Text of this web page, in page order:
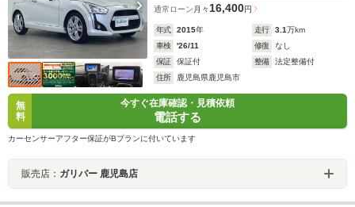
通常ローン 月々 16,400円
年式 2015年 走行 3.1万km
車検
'26/11 修復
なし
保証
保証付 整備
法定整備付
住所
鹿児島県鹿児島市
無
料
今すぐ在庫確認・見積依頼
電話する
カーセンサーアフター保証がBプランに付いています
販売店： ガリバー 鹿児島店